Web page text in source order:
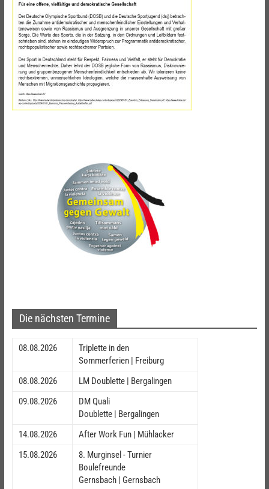
Die nächsten Termine
08.08.2026
Triplette in den
Sommerferien | Freiburg
08.08.2026
LM Doublette | Bergalingen
09.08.2026
DM Quali
Doublette | Bergalingen
14.08.2026
After Work Fun | Mühlacker
15.08.2026
8. Murginsel - Turnier
Boulefreunde
Gernsbach | Gernsbach